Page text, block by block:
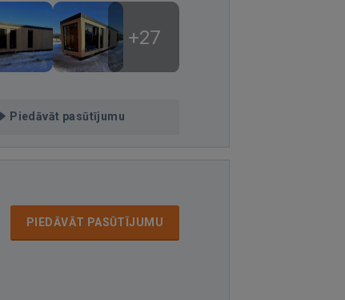
+27
Piedāvāt pasūtījumu
PIEDĀVĀT PASŪTĪJUMU